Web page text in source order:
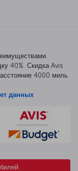
40%. Скидка Avis
4000 миль
данных